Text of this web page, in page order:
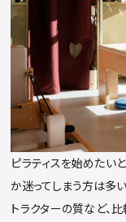
ピラティスを始めたい
か迷ってしまう方は多
トラクターの質など、